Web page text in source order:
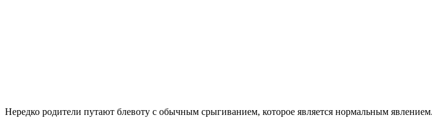
Нередко родители путают блевоту с обычным срыгиванием, которое является нормальным явлением.